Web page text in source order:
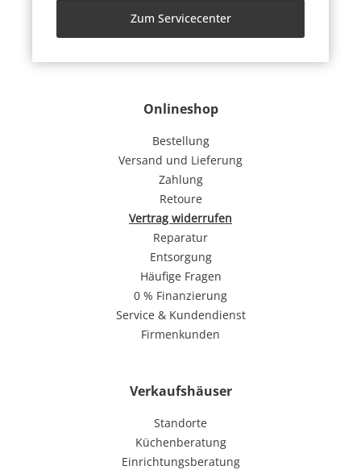
Onlineshop
Bestellung
Versand und Lieferung
Zahlung
Retoure
Vertrag widerrufen
Reparatur
Entsorgung
Häufige Fragen
0 % Finanzierung
Service & Kundendienst
Firmenkunden
Verkaufshäuser
Standorte
Küchenberatung
Einrichtungsberatung
Zum Servicecenter